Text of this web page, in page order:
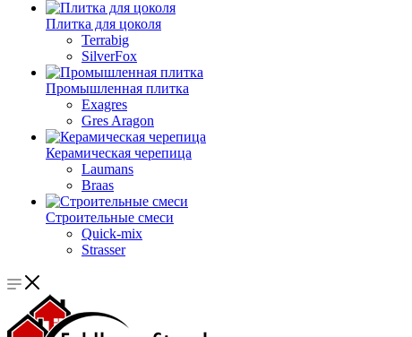
Плитка для цоколя
Terrabig
SilverFox
Промышленная плитка
Exagres
Gres Aragon
Керамическая черепица
Laumans
Braas
Строительные смеси
Quick-mix
Strasser